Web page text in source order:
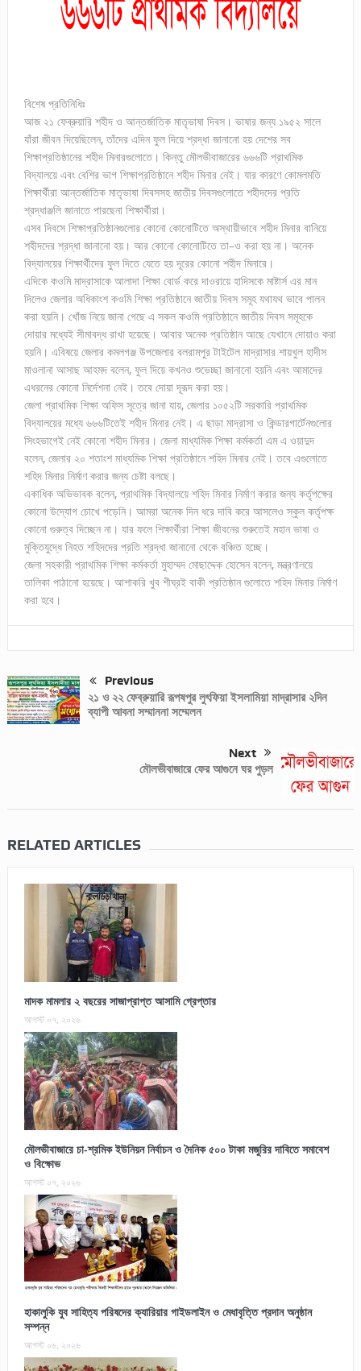
বিশেষ প্রতিনিধিঃ
আজ ২১ ফেব্রুয়ারি শহীদ ও আন্তর্জাতিক মাতৃভাষা দিবস। ভাষার জন্য ১৯৫২ সালে
যাঁরা জীবন দিয়েছিলেন, তাঁদের এদিন ফুল দিয়ে শ্রদ্ধা জানানো হয় দেশের সব
শিক্ষাপ্রতিষ্ঠানের শহীদ মিনারগুলোতে। কিন্তু মৌলভীবাজারের ৬৬৬টি প্রাথমিক
বিদ্যালয়ে এবং বেশির ভাগ শিক্ষাপ্রতিষ্ঠানে শহীদ মিনার নেই। যার কারণে কোমলমতি
শিক্ষার্থীরা আন্তর্জাতিক মাতৃভাষা দিবসসহ জাতীয় দিবসগুলোতে শহীদদের প্রতি
শ্রদ্ধাঞ্জলি জানাতে পারছেনা শিক্ষার্থীরা।
এসব দিবসে শিক্ষাপ্রতিষ্ঠানগুলোর কোনো কোনোটিতে অস্থায়ীভাবে শহীদ মিনার বানিয়ে
শহীদদের শ্রদ্ধা জানানো হয়। আর কোনো কোনোটিতে তা–ও করা হয় না। অনেক
বিদ্যালয়ের শিক্ষার্থীদের ফুল দিতে যেতে হয় দূরের কোনো শহীদ মিনারে।
এদিকে কওমি মাদ্রাসাকে আলাদা শিক্ষা বোর্ড করে দাওরায়ে হাদিসকে মাষ্টার্স এর মান
দিলেও জেলার অধিকাংশ কওমি শিক্ষা প্রতিষ্ঠানে জাতীয় দিবস সমূহ যথাযথ ভাবে পালন
করা হয়নি। খোঁজ নিয়ে জানা গেছে এ সকল কওমি প্রতিষ্ঠানে জাতীয় দিবস সমূহকে
দোয়ার মধ্যেই সীমাবদ্ধ রাখা হয়েছে। আবার অনেক প্রতিষ্ঠান আছে যেখানে দোয়াও করা
হয়নি। এবিষয়ে জেলার কমলগঞ্জ উপজেলার বলরামপুর টাইটেল মাদ্রাসার শায়খুল হাদীস
মাওলানা আসাছ আহমদ বলেন, ফুল দিয়ে কখনও শুভেচ্ছা জানানো হয়নি এবং আমাদের
এধরনের কোনো নির্দেশনা নেই। তবে দোয়া দূরূদ করা হয়।
জেলা প্রাথমিক শিক্ষা অফিস সূত্রে জানা যায়, জেলার ১০৫২টি সরকারি প্রাথমিক
বিদ্যালয়ের মধ্যে ৬৬৬টিতেই শহীদ মিনার নেই। এ ছাড়া মাদ্রাসা ও কিন্ডারগার্টেনগুলোর
সিংহভাগেই নেই কোনো শহীদ মিনার। জেলা মাধ্যমিক শিক্ষা কর্মকর্তা এম এ ওয়াদুদ
বলেন, জেলার ২০ শতাংশ মাধ্যমিক শিক্ষা প্রতিষ্ঠানে শহিদ মিনার নেই। তবে এগুলোতে
শহিদ মিনার নির্মাণ করার জন্য চেষ্টা বলছে।
একাধিক অভিভাবক বলেন, প্রাথমিক বিদ্যালয়ে শহিদ মিনার নির্মাণ করার জন্য কর্তৃপক্ষের
কোনো উদ্যোগ চোখে পড়েনি। আমরা অনেক দিন ধরে দাবি করে আসলেও স্কুল কর্তৃপক্ষ
কোনো গুরুত্ব দিচ্ছেন না। যার ফলে শিক্ষার্থীরা শিক্ষা জীবনের শুরুতেই মহান ভাষা ও
মুক্তিযুদ্ধে নিহত শহিদদের প্রতি শ্রদ্ধা জানানো থেকে বঞ্চিত হচ্ছে।
জেলা সহকারী প্রাথমিক শিক্ষা কর্মকর্তা মুহাম্মদ মোছাদ্দেক হোসেন বলেন, মন্ত্রণালয়ে
তালিকা পাঠানো হয়েছে। আশাকরি খুব শীঘ্রই বাকী প্রতিষ্ঠান গুলোতে শহিদ মিনার নির্মাণ
করা হবে।
Previous
২১ ও ২২ ফেব্রুয়ারি রূপষপুর লুৎফিয়া ইসলামিয়া মাদ্রাসার ২দিন
ব্যাপী আবনা সম্মাননা সম্মেলন
Next
মৌলভীবাজারে ফের আগুনে ঘর পুড়ল
RELATED ARTICLES
মাদক মামলার ২ বছরের সাজাপ্রাপ্ত আসামি গ্রেপ্তার
আগস্ট ০৭, ২০২৬
মৌলভীবাজারে চা-শ্রমিক ইউনিয়ন নির্বাচন ও দৈনিক ৫০০ টাকা মজুরির দাবিতে সমাবেশ
ও বিক্ষোভ
আগস্ট ০৭, ২০২৬
হাকালুকি যুব সাহিত্য পরিষদের ক্যারিয়ার গাইডলাইন ও মেধাবৃত্তি প্রদান অনুষ্ঠান
সম্পন্ন
আগস্ট ০৬, ২০২৬